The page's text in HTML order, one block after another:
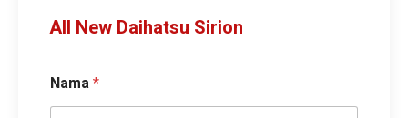
All New Daihatsu Sirion
Nama*